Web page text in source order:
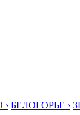
› БЕЛОГОРЬЕ ›